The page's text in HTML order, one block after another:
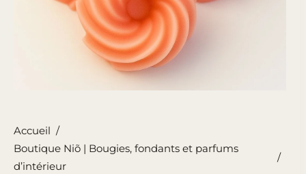
Accueil /
Boutique Niõ | Bougies, fondants et parfums
d’intérieur
/